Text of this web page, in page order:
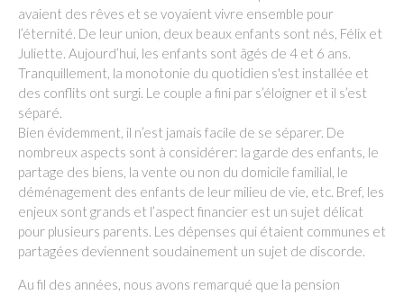
avaient des rêves et se voyaient vivre ensemble pour
l’éternité. De leur union, deux beaux enfants sont nés, Félix et
Juliette. Aujourd’hui, les enfants sont âgés de 4 et 6 ans.
Tranquillement, la monotonie du quotidien s'est installée et
des conflits ont surgi. Le couple a fini par s’éloigner et il s’est
séparé.
Bien évidemment, il n’est jamais facile de se séparer. De
nombreux aspects sont à considérer: la garde des enfants, le
partage des biens, la vente ou non du domicile familial, le
déménagement des enfants de leur milieu de vie, etc. Bref, les
enjeux sont grands et l’aspect financier est un sujet délicat
pour plusieurs parents. Les dépenses qui étaient communes et
partagées deviennent soudainement un sujet de discorde.
Au fil des années, nous avons remarqué que la pension